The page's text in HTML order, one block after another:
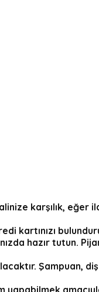
karşılık,
kartınızı
hazır tutun.
Şampuan,
yapabilmek